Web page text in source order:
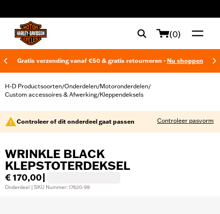
(0)
Gratis verzending vanaf €50 & gratis retourneren - Nu shoppen
H-D Productsoorten/Onderdelen/Motoronderdelen/
Custom accessoires & Afwerking/Kleppendeksels
Controleer of dit onderdeel gaat passen Controleer pasvorm
WRINKLE BLACK
KLEPSTOTERDEKSEL
€ 170,00
Onderdeel | SKU Nummer: 17620-99